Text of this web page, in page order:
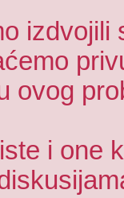
ovog
i one